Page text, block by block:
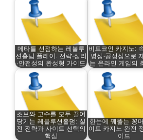
메타를 선점하는 레볼루
션홀덤 플레이: 전략·심리
·안전성의 완성형 가이드
비트코인 카지노:
명성·공정성으로
는 온라인 게임의
초보와 고수를 모두 끌어
당기는 레볼루션홀덤: 실
전 전략과 사이트 선택의
핵심
한눈에 꿰뚫는 꽁
이트 카지노 완전
이드